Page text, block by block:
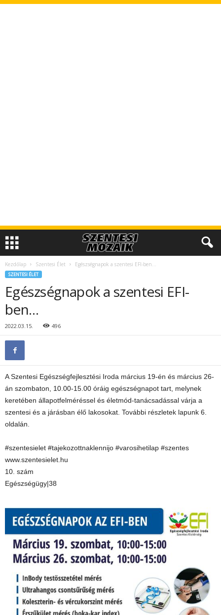
Kezdőlap Szentesi Élet Egészségnapok a szentesi EFI-ben…
SZENTESI ÉLET
Egészségnapok a szentesi EFI-
ben…
2022.03.15. 496
A Szentesi Egészségfejlesztési Iroda március 19-én és március 26-
án szombaton, 10.00-15.00 óráig egészségnapot tart, melynek
keretében állapotfelméréssel és életmód-tanácsadással várja a
szentesi és a járásban élő lakosokat. További részletek lapunk 6.
oldalán.
#szentesielet #tajekozottnaklennijo #varosihetilap #szentes
www.szentesielet.hu
10. szám
Egészségügy|38